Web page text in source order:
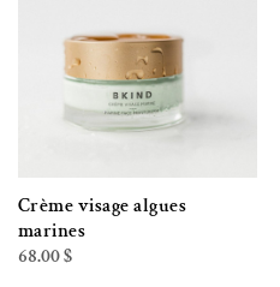
Crème visage algues
marines
68.00$